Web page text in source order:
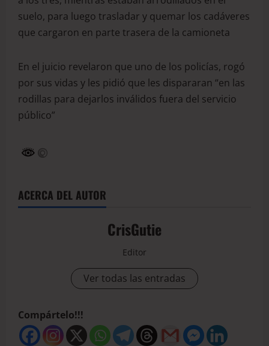
suelo, para luego trasladar y quemar los cadáveres
que cargaron en parte trasera de la camioneta
En el juicio revelaron que uno de los policías, rogó
por sus vidas y les pidió que les dispararan “en las
rodillas para dejarlos inválidos fuera del servicio
público”
ACERCA DEL AUTOR
CrisGutie
Editor
Ver todas las entradas
Compártelo!!!